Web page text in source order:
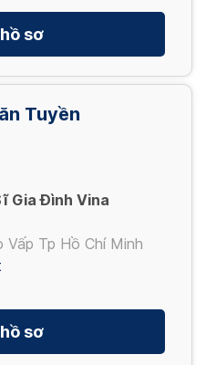
sơ
Tuyền
Gia Đình Vina
Vấp Tp Hồ Chí Minh
sơ